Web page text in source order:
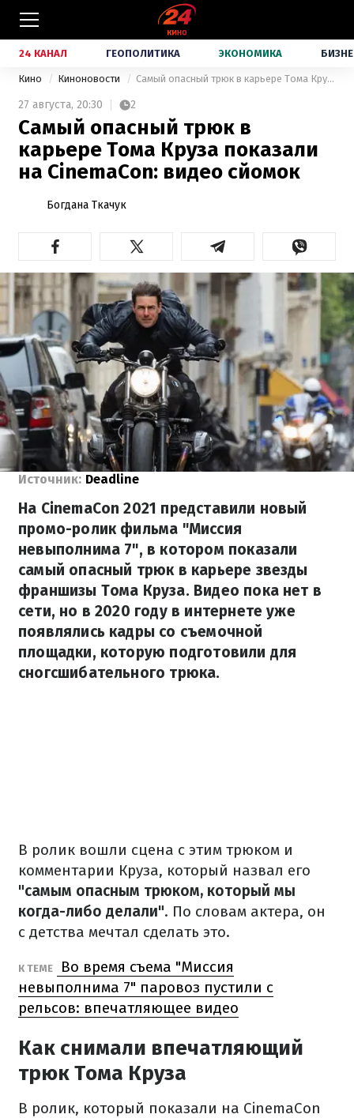
24 КАНАЛ ГЕОПОЛИТИКА ЭКОНОМИКА
Кино Киноновости Самый опасный трюк в карьере Тома Круза показали на CinemaCon: видео сйомок
27 августа, 20:30 2
Самый опасный трюк в
карьере Тома Круза показали
на CinemaCon: видео сйомок
Богдана Ткачук
Источник: Deadline
На CinemaCon 2021 представили новый
промо-ролик фильма "Миссия
невыполнима 7", в котором показали
самый опасный трюк в карьере звезды
франшизы Тома Круза. Видео пока нет в
сети, но в 2020 году в интернете уже
появлялись кадры со съемочной
площадки, которую подготовили для
сногсшибательного трюка.
В ролик вошли сцена с этим трюком и
комментарии Круза, который назвал его
"самым опасным трюком, который мы
когда-либо делали". По словам актера, он
с детства мечтал сделать это.
К ТЕМЕ
Во время съема "Миссия
невыполнима 7" паровоз пустили с
рельсов: впечатляющее видео
Как снимали впечатляющий
трюк Тома Круза
В ролик, который показали на CinemaCon